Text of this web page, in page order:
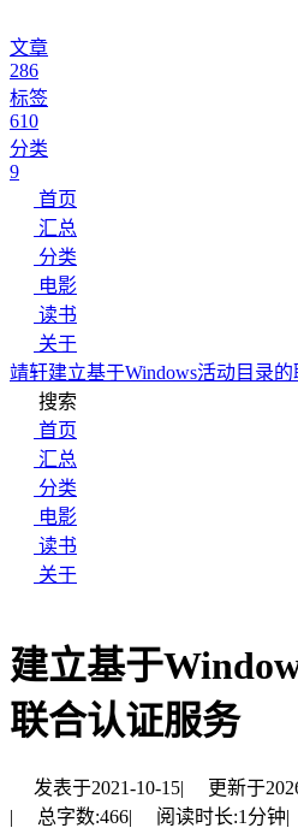
文章
286
标签
610
分类
9
首页
汇总
分类
电影
读书
关于
靖轩建立基于Windows活动目录
搜索
首页
汇总
分类
电影
读书
关于
建立基于
联合认证服务
发表于2021-10-15| 更新于
|
总字数:466| 阅读时长:1分钟|